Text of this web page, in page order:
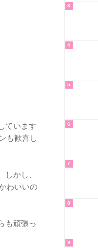
ています
も歓喜し
かし、
わいいの
も頑張っ
3
4
5
6
7
8
9